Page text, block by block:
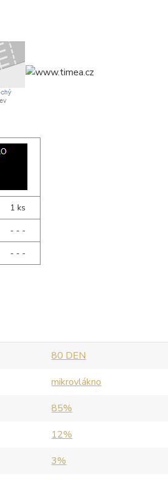
1 ks
- - -
- - -
80 DEN
mikrovlákno
85%
12%
3%